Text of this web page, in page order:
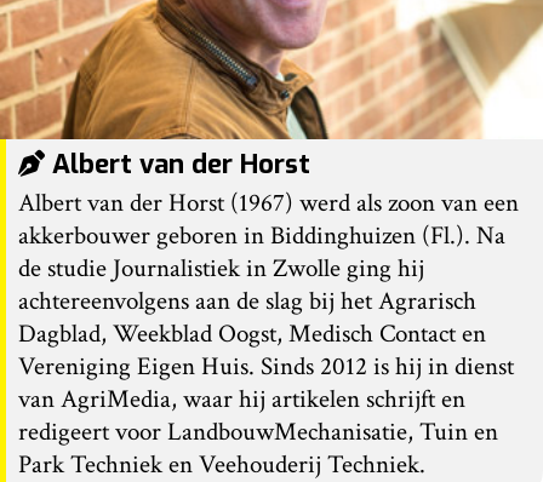
Albert van der Horst
Albert van der Horst (1967) werd als zoon van een
akkerbouwer geboren in Biddinghuizen (Fl.). Na
de studie Journalistiek in Zwolle ging hij
achtereenvolgens aan de slag bij het Agrarisch
Dagblad, Weekblad Oogst, Medisch Contact en
Vereniging Eigen Huis. Sinds 2012 is hij in dienst
van AgriMedia, waar hij artikelen schrijft en
redigeert voor LandbouwMechanisatie, Tuin en
Park Techniek en Veehouderij Techniek.